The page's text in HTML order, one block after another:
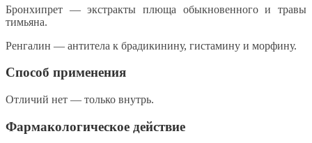
Бронхипрет — экстракты плюща обыкновенного и травы
тимьяна.
Ренгалин — антитела к брадикинину, гистамину и морфину.
Способ применения
Отличий нет — только внутрь.
Фармакологическое действие